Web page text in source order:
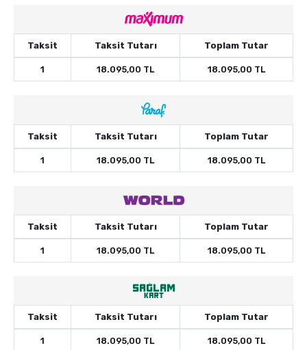
Taksit Taksit Tutarı Toplam Tutar
1 18.095,00 TL 18.095,00 TL
Taksit Taksit Tutarı Toplam Tutar
1 18.095,00 TL 18.095,00 TL
Taksit Taksit Tutarı Toplam Tutar
1 18.095,00 TL 18.095,00 TL
Taksit Taksit Tutarı Toplam Tutar
1 18.095,00 TL 18.095,00 TL